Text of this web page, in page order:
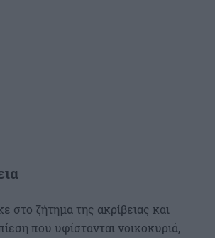
στο ζήτημα της ακρίβειας και
που υφίστανται νοικοκυριά,